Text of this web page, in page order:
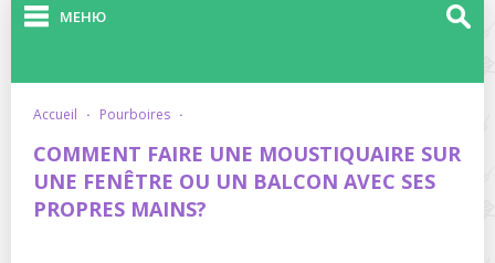
МЕНЮ
accueil · pourboires ·
COMMENT FAIRE UNE MOUSTIQUAIRE SUR
UNE FENÊTRE OU UN BALCON AVEC SES
PROPRES MAINS?